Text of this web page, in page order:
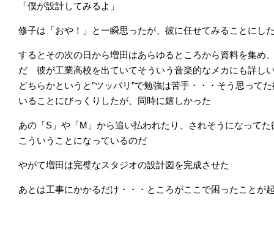
「僕が設計してみるよ」
修子は「おや！」と一瞬思ったが、彼に任せてみることにし
するとその次の日から増田はあらゆるところから資料を集め
だ 彼が工業高校を出ていてそういう音楽的なメカにも詳し
どちらかというと”ツッパリ”で勉強は苦手・・・そう思って
いることにびっくりしたが、同時に嬉しかった
あの「S」や「M」から追い払われたり、されそうになって
こういうことになっているのだ
やがて増田は完璧なスタジオの設計図を完成させた
あとは工事にかかるだけ・・・ところがここで困ったことが